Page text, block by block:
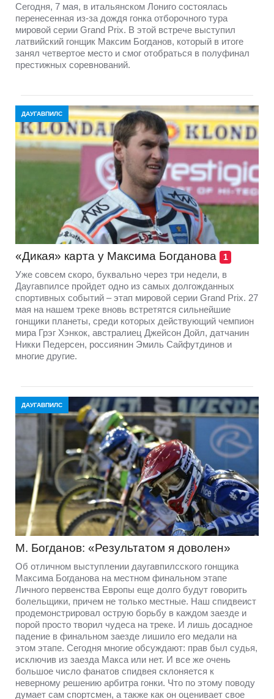
Сегодня, 7 мая, в итальянском Лониго состоялась
перенесенная из-за дождя гонка отборочного тура
мировой серии Grand Prix. В этой встрече выступил
латвийский гонщик Максим Богданов, который в итоге
занял четвертое место и смог отобраться в полуфинал
престижных соревнований.
ДАУГАВПИЛС
«Дикая» карта у Максима Богданова 1
Уже совсем скоро, буквально через три недели, в
Даугавпилсе пройдет одно из самых долгожданных
спортивных событий – этап мировой серии Grand Prix. 27
мая на нашем треке вновь встретятся сильнейшие
гонщики планеты, среди которых действующий чемпион
мира Грэг Хэнкок, австралиец Джейсон Дойл, датчанин
Никки Педерсен, россиянин Эмиль Сайфутдинов и
многие другие.
ДАУГАВПИЛС
М. Богданов: «Результатом я доволен»
Об отличном выступлении даугавпилсского гонщика
Максима Богданова на местном финальном этапе
Личного первенства Европы еще долго будут говорить
болельщики, причем не только местные. Наш спидвеист
продемонстрировал острую борьбу в каждом заезде и
порой просто творил чудеса на треке. И лишь досадное
падение в финальном заезде лишило его медали на
этом этапе. Сегодня многие обсуждают: прав был судья,
исключив из заезда Макса или нет. И все же очень
большое число фанатов спидвея склоняется к
неверному решению арбитра гонки. Что по этому поводу
думает сам спортсмен, а также как он оценивает свое